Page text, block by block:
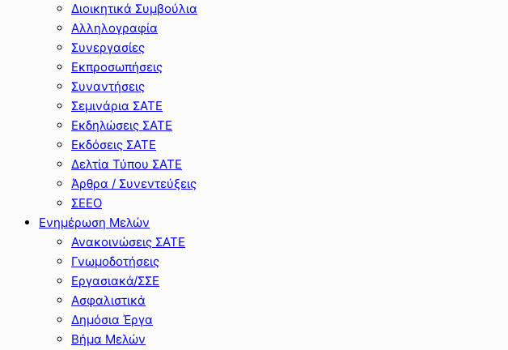
Διοικητικά Συμβούλια
Αλληλογραφία
Συνεργασίες
Εκπροσωπήσεις
Συναντήσεις
Σεμινάρια ΣΑΤΕ
Εκδηλώσεις ΣΑΤΕ
Εκδόσεις ΣΑΤΕ
Δελτία Τύπου ΣΑΤΕ
Άρθρα / Συνεντεύξεις
ΣΕΕΟ
Ενημέρωση Μελών
Ανακοινώσεις ΣΑΤΕ
Γνωμοδοτήσεις
Εργασιακά/ΣΣΕ
Ασφαλιστικά
Δημόσια Έργα
Βήμα Μελών